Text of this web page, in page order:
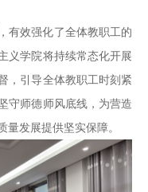
有效强化了全体教职工的
义学院将持续常态化开展
，引导全体教职工时刻紧
守师德师风底线，为营造
量发展提供坚实保障。